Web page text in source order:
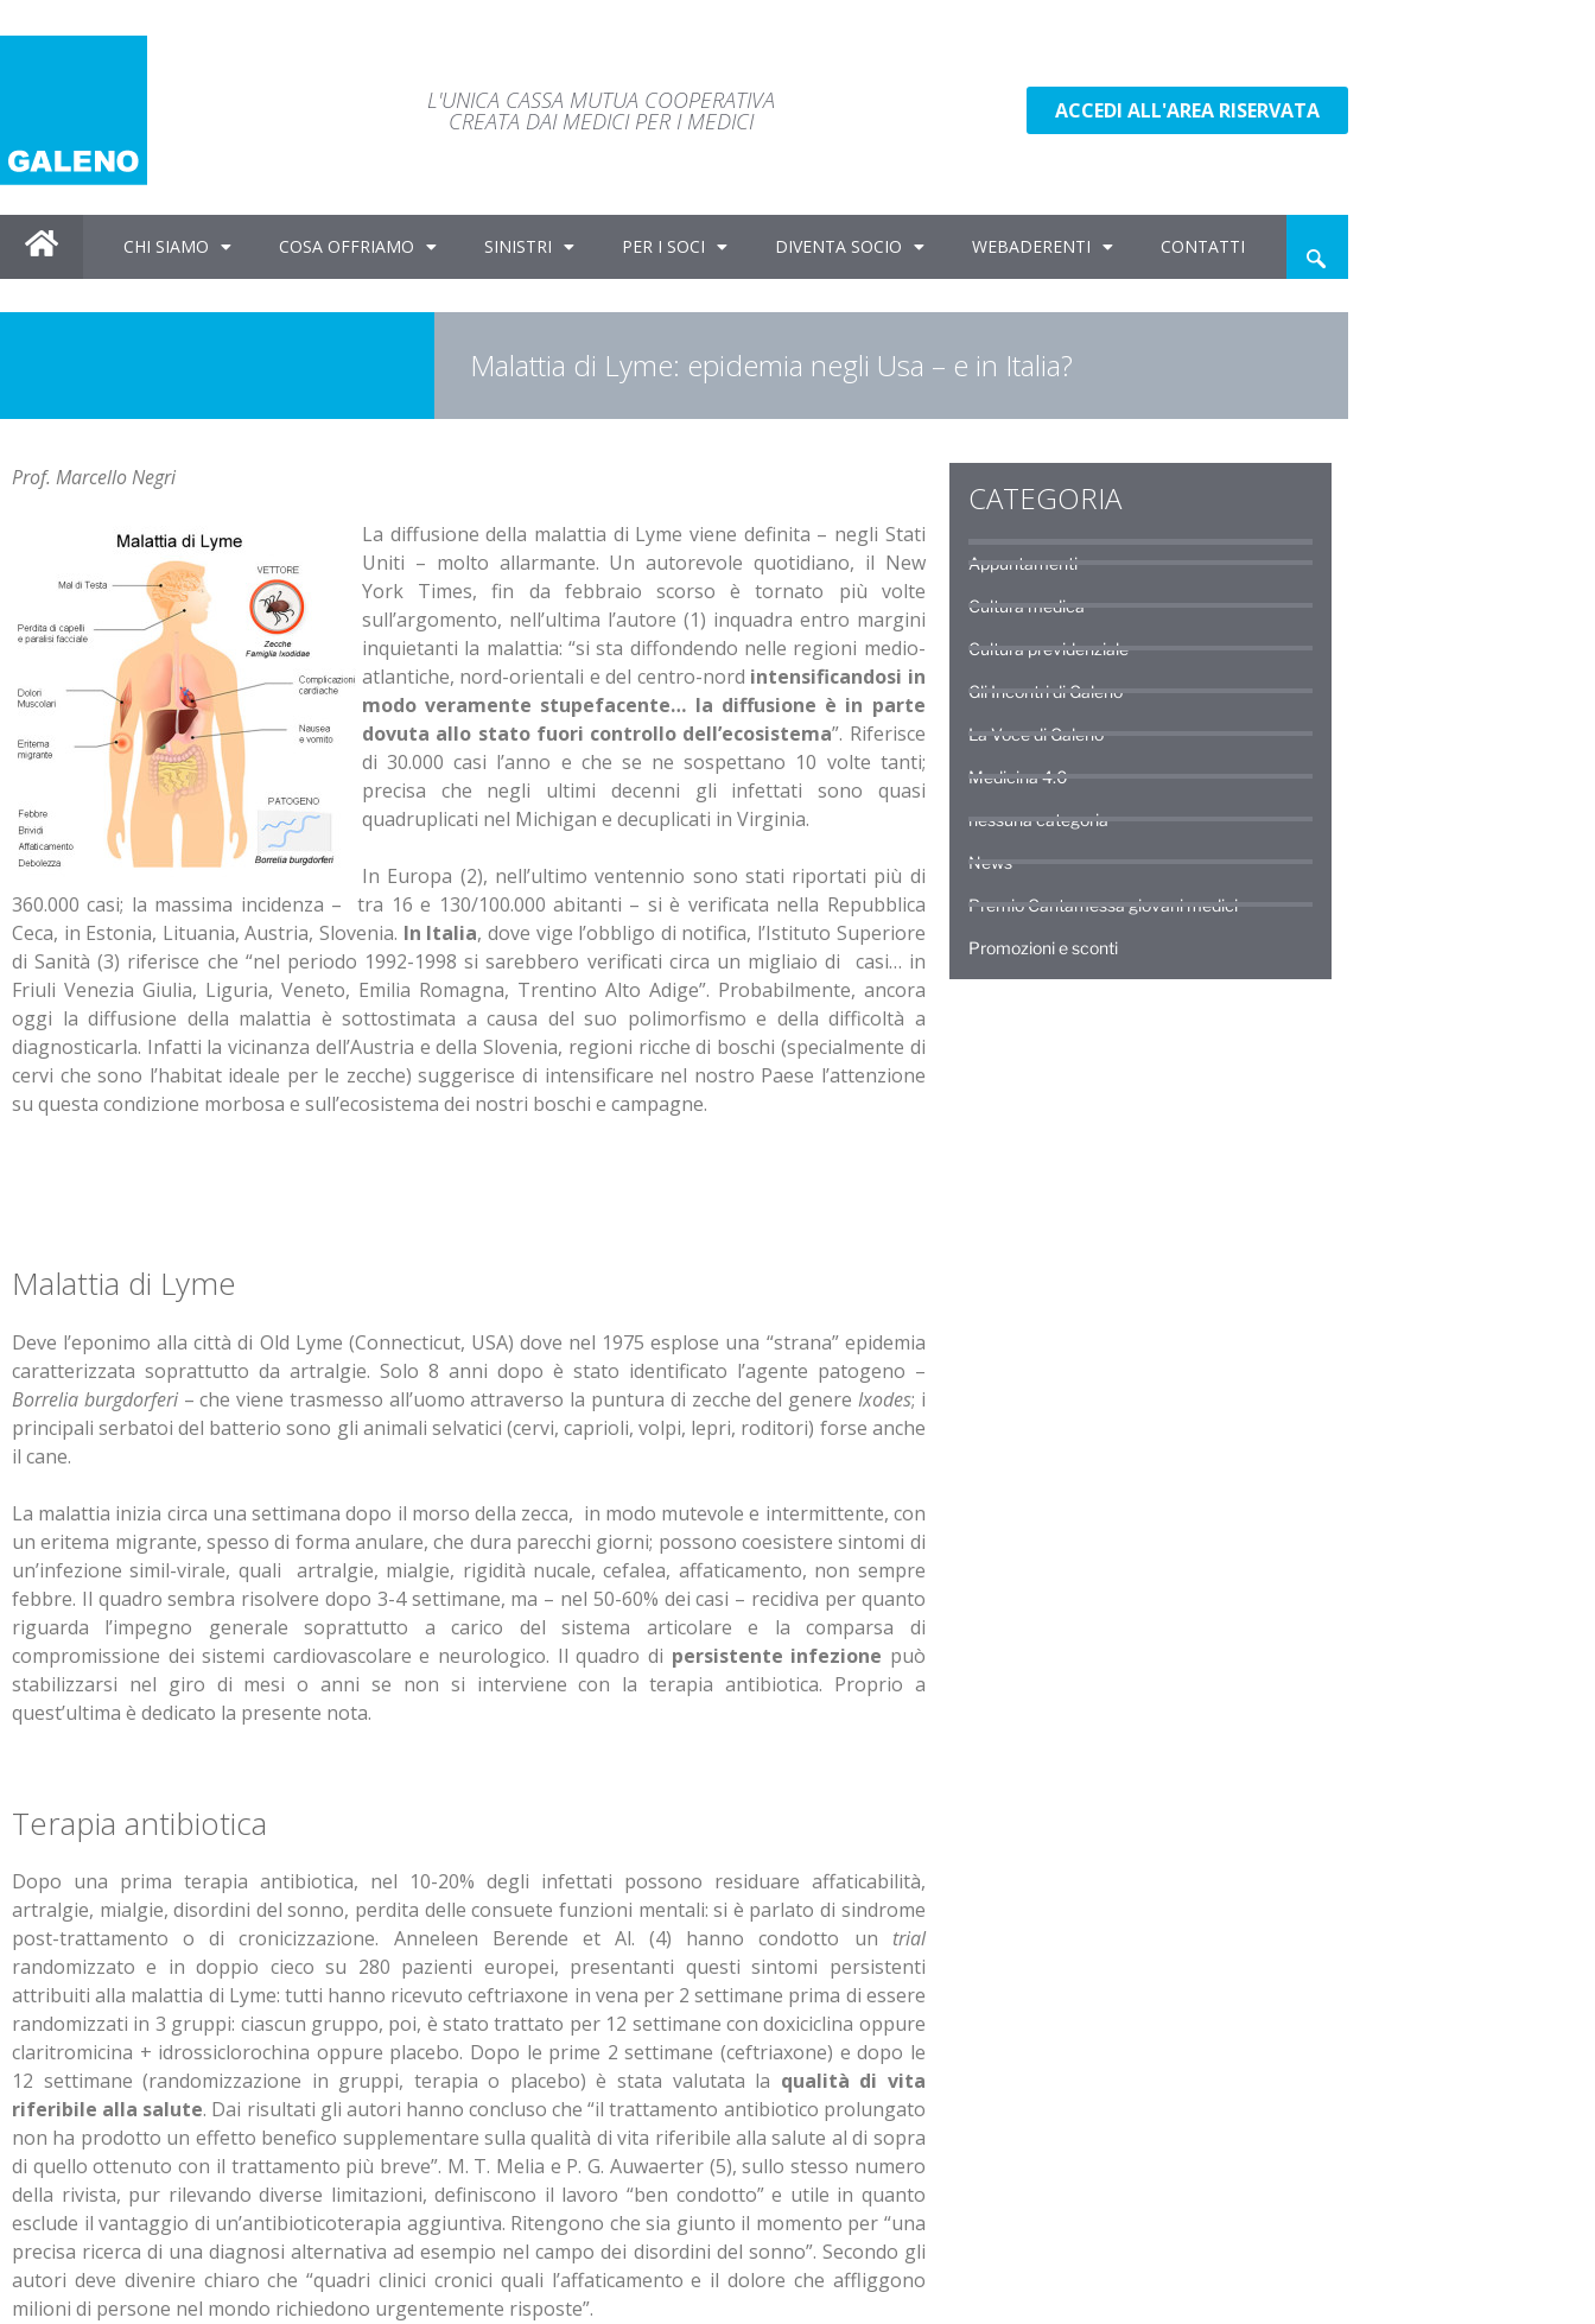
L'UNICA CASSA MUTUA COOPERATIVA
CREATA DAI MEDICI PER I MEDICI ACCEDI ALL'AREA RISERVATA
CHI SIAMO COSA OFFRIAMO SINISTRI PER I SOCI DIVENTA SOCIO WEBADERENTI CONTATTI
Malattia di Lyme: epidemia negli Usa – e in Italia?
Prof. Marcello Negri
La diffusione della malattia di Lyme viene definita – negli Stati
Uniti – molto allarmante. Un autorevole quotidiano, il New
York Times, fin da febbraio scorso è tornato più volte
sull’argomento, nell’ultima l’autore (1) inquadra entro margini
inquietanti la malattia: “si sta diffondendo nelle regioni medio-
atlantiche, nord-orientali e del centro-nord intensificandosi in
modo veramente stupefacente… la diffusione è in parte
dovuta allo stato fuori controllo dell’ecosistema”. Riferisce
di 30.000 casi l’anno e che se ne sospettano 10 volte tanti;
precisa che negli ultimi decenni gli infettati sono quasi
quadruplicati nel Michigan e decuplicati in Virginia.
In Europa (2), nell’ultimo ventennio sono stati riportati più di
360.000 casi; la massima incidenza – tra 16 e 130/100.000 abitanti – si è verificata nella Repubblica
Ceca, in Estonia, Lituania, Austria, Slovenia. In Italia, dove vige l’obbligo di notifica, l’Istituto Superiore
di Sanità (3) riferisce che “nel periodo 1992-1998 si sarebbero verificati circa un migliaio di casi… in
Friuli Venezia Giulia, Liguria, Veneto, Emilia Romagna, Trentino Alto Adige”. Probabilmente, ancora
oggi la diffusione della malattia è sottostimata a causa del suo polimorfismo e della difficoltà a
diagnosticarla. Infatti la vicinanza dell’Austria e della Slovenia, regioni ricche di boschi (specialmente di
cervi che sono l’habitat ideale per le zecche) suggerisce di intensificare nel nostro Paese l’attenzione
su questa condizione morbosa e sull’ecosistema dei nostri boschi e campagne.
Malattia di Lyme
Deve l’eponimo alla città di Old Lyme (Connecticut, USA) dove nel 1975 esplose una “strana” epidemia
caratterizzata soprattutto da artralgie. Solo 8 anni dopo è stato identificato l’agente patogeno –
Borrelia burgdorferi– che viene trasmesso all’uomo attraverso la puntura di zecche del genere Ixodes; i
principali serbatoi del batterio sono gli animali selvatici (cervi, caprioli, volpi, lepri, roditori) forse anche
il cane.
La malattia inizia circa una settimana dopo il morso della zecca, in modo mutevole e intermittente, con
un eritema migrante, spesso di forma anulare, che dura parecchi giorni; possono coesistere sintomi di
un’infezione simil-virale, quali artralgie, mialgie, rigidità nucale, cefalea, affaticamento, non sempre
febbre. Il quadro sembra risolvere dopo 3-4 settimane, ma – nel 50-60% dei casi – recidiva per quanto
riguarda l’impegno generale soprattutto a carico del sistema articolare e la comparsa di
compromissione dei sistemi cardiovascolare e neurologico. Il quadro di persistente infezione può
stabilizzarsi nel giro di mesi o anni se non si interviene con la terapia antibiotica. Proprio a
quest’ultima è dedicato la presente nota.
Terapia antibiotica
Dopo una prima terapia antibiotica, nel 10-20% degli infettati possono residuare affaticabilità,
artralgie, mialgie, disordini del sonno, perdita delle consuete funzioni mentali: si è parlato di sindrome
post-trattamento o di cronicizzazione. Anneleen Berende et Al. (4) hanno condotto un trial
randomizzato e in doppio cieco su 280 pazienti europei, presentanti questi sintomi persistenti
attribuiti alla malattia di Lyme: tutti hanno ricevuto ceftriaxone in vena per 2 settimane prima di essere
randomizzati in 3 gruppi: ciascun gruppo, poi, è stato trattato per 12 settimane con doxiciclina oppure
claritromicina + idrossiclorochina oppure placebo. Dopo le prime 2 settimane (ceftriaxone) e dopo le
12 settimane (randomizzazione in gruppi, terapia o placebo) è stata valutata la qualità di vita
riferibile alla salute. Dai risultati gli autori hanno concluso che “il trattamento antibiotico prolungato
non ha prodotto un effetto benefico supplementare sulla qualità di vita riferibile alla salute al di sopra
di quello ottenuto con il trattamento più breve”. M. T. Melia e P. G. Auwaerter (5), sullo stesso numero
della rivista, pur rilevando diverse limitazioni, definiscono il lavoro “ben condotto” e utile in quanto
esclude il vantaggio di un’antibioticoterapia aggiuntiva. Ritengono che sia giunto il momento per “una
precisa ricerca di una diagnosi alternativa ad esempio nel campo dei disordini del sonno”. Secondo gli
autori deve divenire chiaro che “quadri clinici cronici quali l’affaticamento e il dolore che affliggono
milioni di persone nel mondo richiedono urgentemente risposte”.
CATEGORIA
Appuntamenti
Cultura medica
Cultura previdenziale
Gli Incontri di Galeno
La Voce di Galeno
Medicina 4.0
nessuna categoria
News
Premio Cantamessa giovani medici
Promozioni e sconti